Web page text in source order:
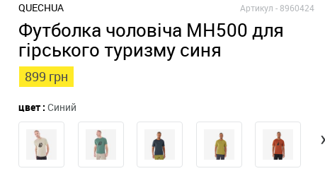
QUECHUA Артикул -8960424
Футболка чоловіча MH500 для
гірського туризму синя
899 грн
цвет : Синий